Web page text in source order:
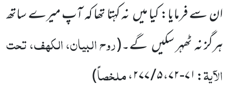
ان سے فرمایا: کیا میںنہ کہتا تھا کہ آپ میرے ساتھ
ہرگز نہ ٹھہر سکیںگے۔(روح البیان، الکھف، تحت
الآیۃ: ۷۱-۷۲، ۵ / ۲۷۷، ملخصاً)